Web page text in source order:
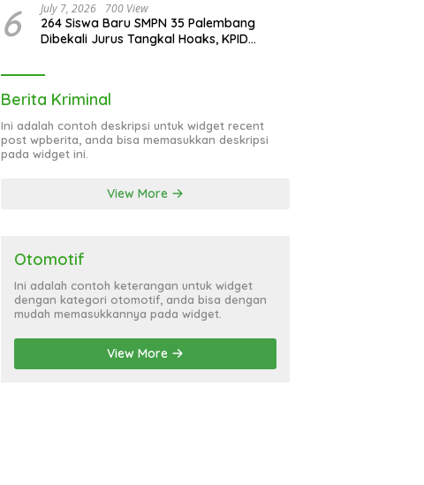
6 July 7, 2026 700 View
264 Siswa Baru SMPN 35 Palembang
Dibekali Jurus Tangkal Hoaks, KPID
Berita Kriminal
Ini adalah contoh deskripsi untuk widget recent
post wpberita, anda bisa memasukkan deskripsi
pada widget ini.
View More
Otomotif
Ini adalah contoh keterangan untuk widget
dengan kategori otomotif, anda bisa dengan
mudah memasukkannya pada widget.
View More